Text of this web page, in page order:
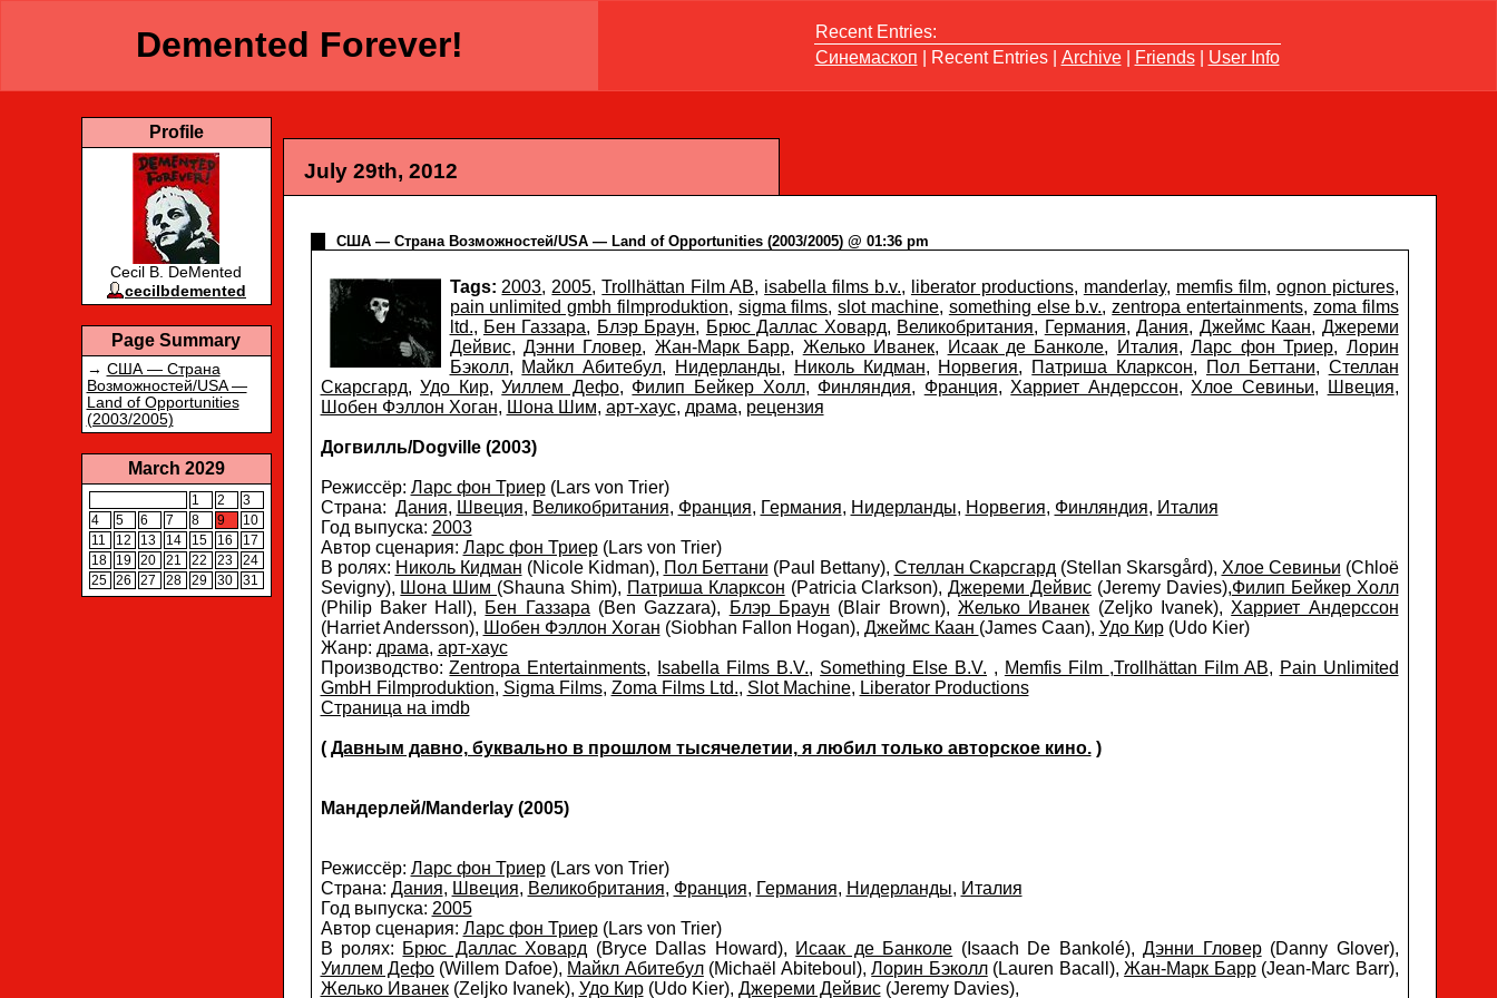
Demented Forever!
Recent Entries:
Синемаскоп | Recent Entries | Archive| Friends| User Info
Profile
Cecil B. DeMented
cecilbdemented
Page Summary
→ США — Страна
Возможностей/USA —
Land of Opportunities
(2003/2005)
March 2029
1 2
3
4
5 6 7 8 9
10
11
12 13 14 15 16
17
18
19 20 21 22 23
24
25
26 27 28 29 30 31
July 29th, 2012
США — Страна Возможностей/USA — Land of Opportunities (2003/2005) @ 01:36 pm
Tags: 2003, 2005,Trollhättan Film AB, isabella films b.v., liberator productions, manderlay, memfis film, ognon pictures,
pain unlimited gmbh filmproduktion, sigma films,slot machine, something else b.v.,zentropa entertainments, zoma films
ltd., Бен Газзара, Блэр Браун, Брюс Даллас Ховард, Великобритания, Германия,Дания, Джеймс Каан, Джереми
Дейвис, Дэнни Гловер, Жан-Марк Барр, Желько Иванек, Исаак де Банколе, Италия,Ларс фон Триер, Лорин
Бэколл, Майкл Абитебул, Нидерланды, Николь Кидман, Норвегия, Патриша Кларксон, Пол Беттани, Стеллан
Скарсгард,Удо Кир,Уиллем Дефо, Филип Бейкер Холл, Финляндия, Франция, Харриет Андерссон, Хлое Севиньи, Швеция,
Шобен Фэллон Хоган, Шона Шим, арт-хаус, драма, рецензия
Догвилль/Dogville (2003)
Режиссёр: Ларс фон Триер(Lars von Trier)
Страна: Дания, Швеция, Великобритания, Франция, Германия, Нидерланды, Норвегия, Финляндия, Италия
Год выпуска: 2003
Автор сценария: Ларс фон Триер(Lars von Trier)
В ролях: Николь Кидман (Nicole Kidman), Пол Беттани (Paul Bettany), Стеллан Скарсгард (Stellan Skarsgård), Хлое Севиньи (Chloë
Sevigny), Шона Шим (Shauna Shim), Патриша Кларксон (Patricia Clarkson),Джереми Дейвис (Jeremy Davies),Филип Бейкер Холл
(Philip Baker Hall), Бен Газзара (Ben Gazzara), Блэр Браун (Blair Brown), Желько Иванек (Zeljko Ivanek), Харриет Андерссон
(Harriet Andersson), Шобен Фэллон Хоган (Siobhan Fallon Hogan), Джеймс Каан (James Caan), Удо Кир(Udo Kier)
Жанр: драма, арт-хаус
Производство:Zentropa Entertainments, Isabella Films B.V., Something Else B.V. , Memfis Film ,Trollhättan Film AB, Pain Unlimited
GmbH Filmproduktion, Sigma Films, Zoma Films Ltd., Slot Machine, Liberator Productions
Страница на imdb
( Давным давно, буквально в прошлом тысячелетии, я любил только авторское кино.)
Мандерлей/Manderlay (2005)
Режиссёр: Ларс фон Триер(Lars von Trier)
Страна: Дания, Швеция, Великобритания, Франция, Германия, Нидерланды, Италия
Год выпуска: 2005
Автор сценария: Ларс фон Триер(Lars von Trier)
В ролях: Брюс Даллас Ховард (Bryce Dallas Howard), Исаак де Банколе (Isaach De Bankolé),Дэнни Гловер(Danny Glover),
Уиллем Дефо(Willem Dafoe), Майкл Абитебул(Michaël Abiteboul),Лорин Бэколл(Lauren Bacall),Жан-Марк Барр(Jean-Marc Barr),
Желько Иванек(Zeljko Ivanek), Удо Кир(Udo Kier), Джереми Дейвис(Jeremy Davies),